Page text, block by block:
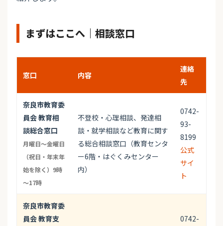
まずはここへ｜相談窓口
窓口 内容
連絡
先
奈良市教育委
員会 教育相
談総合窓口
月曜日～金曜日
（祝日・年末年
始を除く）9時
～17時
不登校・心理相談、発達相
談・就学相談など教育に関す
る総合相談窓口（教育センタ
ー6階・はぐくみセンター
内）
0742-
93-
8199
公式
サイ
ト
奈良市教育委
員会 教育支
0742-